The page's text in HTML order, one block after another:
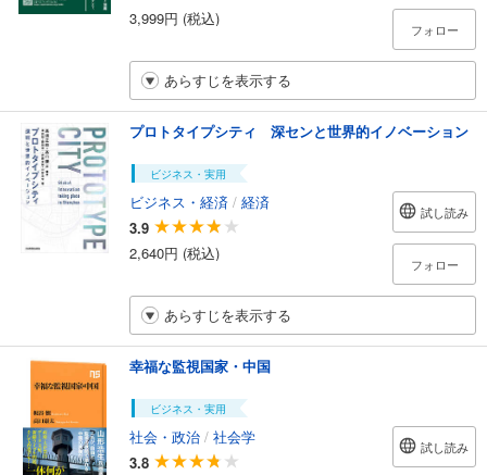
3,999円 (税込)
フォロー
あらすじを表示する
プロトタイプシティ 深センと世界的イノベーション
ビジネス・実用
ビジネス・経済 / 経済
3.9
2,640円 (税込)
試し読み
フォロー
あらすじを表示する
幸福な監視国家・中国
ビジネス・実用
社会・政治 / 社会学
3.8
試し読み